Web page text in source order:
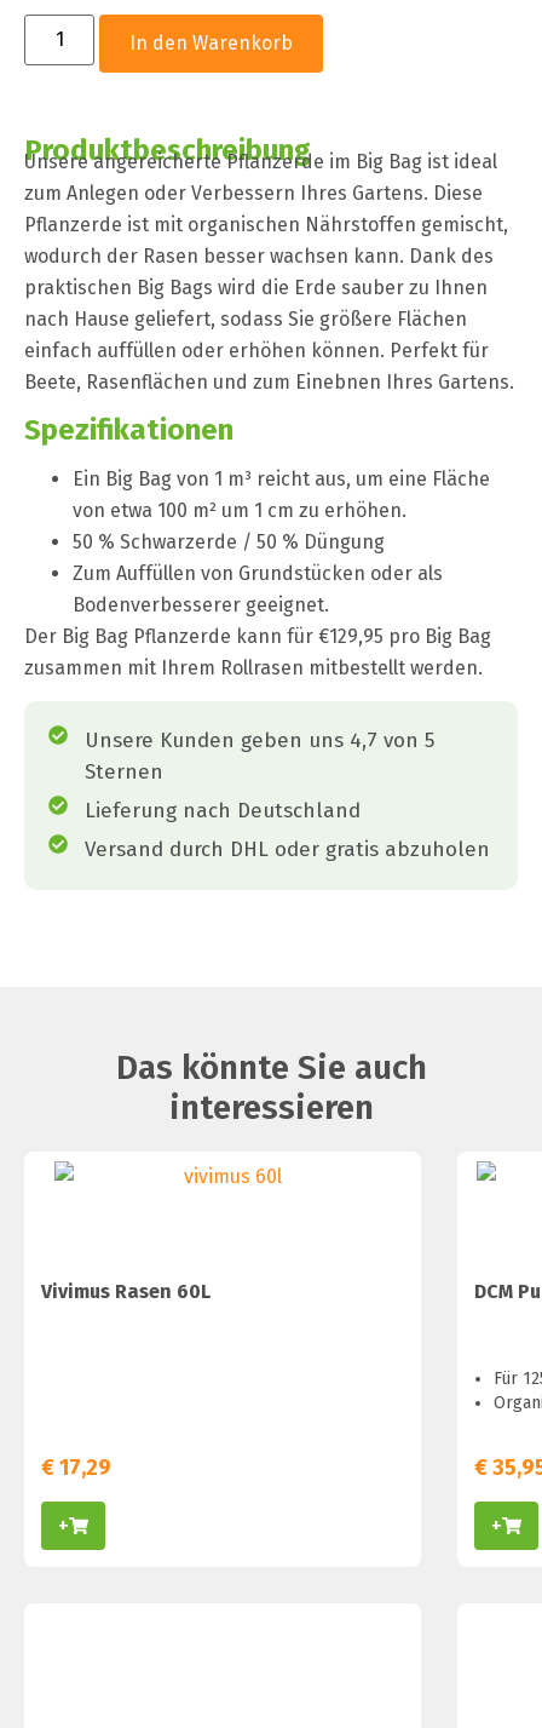
In den Warenkorb
Produktbeschreibung
Unsere angereicherte Pflanzerde im Big Bag ist ideal
zum Anlegen oder Verbessern Ihres Gartens. Diese
Pflanzerde ist mit organischen Nährstoffen gemischt,
wodurch der Rasen besser wachsen kann. Dank des
praktischen Big Bags wird die Erde sauber zu Ihnen
nach Hause geliefert, sodass Sie größere Flächen
einfach auffüllen oder erhöhen können. Perfekt für
Beete, Rasenflächen und zum Einebnen Ihres Gartens.
Spezifikationen
Ein Big Bag von 1 m³ reicht aus, um eine Fläche
von etwa 100 m² um 1 cm zu erhöhen.
50 % Schwarzerde / 50 % Düngung
Zum Auffüllen von Grundstücken oder als
Bodenverbesserer geeignet.
Der Big Bag Pflanzerde kann für €129,95 pro Big Bag
zusammen mit Ihrem Rollrasen mitbestellt werden.
Unsere Kunden geben uns 4,7 von 5
Sternen
Lieferung nach Deutschland
Versand durch DHL oder gratis abzuholen
Das könnte Sie auch
interessieren
Vivimus Rasen 60L
€17,29
+
DCM
Für
€
+